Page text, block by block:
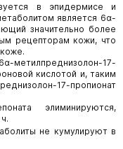
в эпидермисе и
является 6α-
значительно более
рецепторам кожи, что
метилпреднизолон-17-
кислотой и, таким
17-пропионат
элиминируются,
не кумулируют в